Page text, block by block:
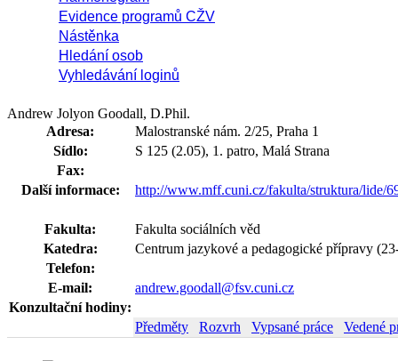
Evidence programů CŽV
Nástěnka
Hledání osob
Vyhledávání loginů
Andrew Jolyon Goodall, D.Phil.
Adresa:
Malostranské nám. 2/25, Praha 1
Sídlo:
S 125 (2.05), 1. patro, Malá Strana
Fax:
Další informace:
http://www.mff.cuni.cz/fakulta/struktura/lide/
Fakulta:
Fakulta sociálních věd
Katedra:
Centrum jazykové a pedagogické přípravy
Telefon:
E-mail:
andrew.goodall@fsv.cuni.cz
Konzultační hodiny:
Předměty
Rozvrh Vypsané práce Vedené